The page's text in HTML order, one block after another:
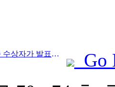
Prev:6대 주요 상의 최종 수상자가 발표되었으며, 매년 100개가 넘는 호텔과 회사가 상을 수상합니다!
Go